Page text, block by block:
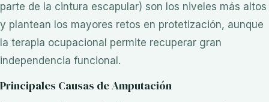
parte de la cintura escapular) son los niveles más altos
y plantean los mayores retos en protetización, aunque
la terapia ocupacional permite recuperar gran
independencia funcional.
Principales Causas de Amputación